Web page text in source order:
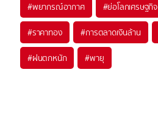
#พยากรณ์อากาศ #ย่อโลกเศรษฐกิจ
#ราคาทอง #การตลาดเงินล้าน
#ฝนตกหนัก #พายุ